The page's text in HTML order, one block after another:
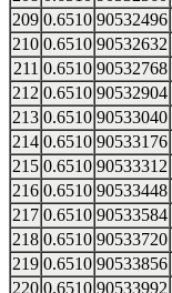
209 0.6510 90532496
210 0.6510 90532632
211 0.6510 90532768
212 0.6510 90532904
213 0.6510 90533040
214 0.6510 90533176
215 0.6510 90533312
216 0.6510 90533448
217 0.6510 90533584
218 0.6510 90533720
219 0.6510 90533856
220 0.6510 90533992